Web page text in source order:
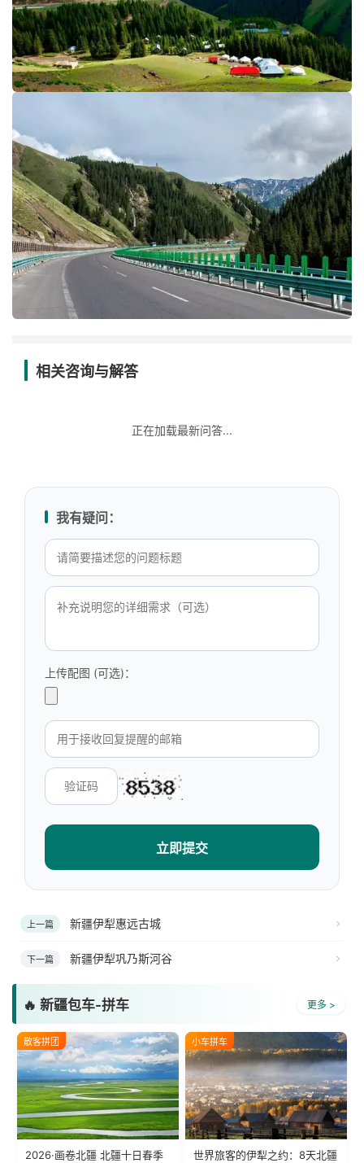
相关咨询与解答
正在加载最新问答...
我有疑问：
上传配图 (可选)：
立即提交
上一篇 新疆伊犁惠远古城
下一篇 新疆伊犁巩乃斯河谷
🔥 新疆包车-拼车 更多 >
散客拼团
2026·画卷北疆 北疆十日春季
小车拼车
世界旅客的伊犁之约：8天北疆